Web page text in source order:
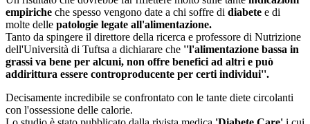
empiriche che spesso vengono date a chi soffre di diabete e di
molte delle patologie legate all'alimentazione.
Tanto da spingere il direttore della ricerca e professore di Nutrizione
dell'Università di Tuftsa a dichiarare che ''l'alimentazione bassa in
grassi va bene per alcuni, non offre benefici ad altri e può
addirittura essere controproducente per certi individui''.
Decisamente incredibile se confrontato con le tante diete circolanti
con l'ossessione delle calorie.